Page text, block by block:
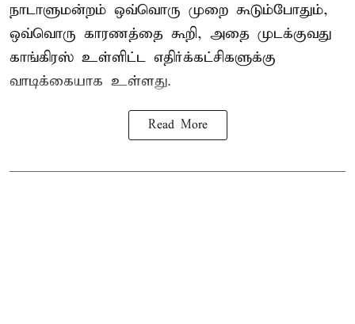
நாடாளுமன்றம் ஒவ்வொரு முறை கூடும்போதும்,
ஒவ்வொரு காரணத்தை கூறி, அதை முடக்குவது
காங்கிரஸ் உள்ளிட்ட எதிர்க்கட்சிகளுக்கு
வாடிக்கையாக உள்ளது.
Read More